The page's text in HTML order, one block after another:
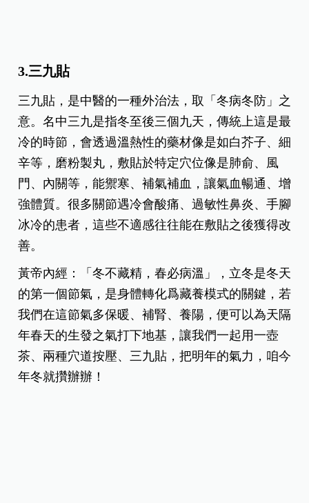
3.三九貼
三九貼，是中醫的一種外治法，取「冬病冬防」之
意。名中三九是指冬至後三個九天，傳統上這是最
冷的時節，會透過溫熱性的藥材像是如白芥子、細
辛等，磨粉製丸，敷貼於特定穴位像是肺俞、風
門、內關等，能禦寒、補氣補血，讓氣血暢通、增
強體質。很多關節遇冷會酸痛、過敏性鼻炎、手腳
冰冷的患者，這些不適感往往能在敷貼之後獲得改
善。
黃帝內經：「冬不藏精，春必病溫」，立冬是冬天
的第一個節氣，是身體轉化爲藏養模式的關鍵，若
我們在這節氣多保暖、補腎、養陽，便可以為天隔
年春天的生發之氣打下地基，讓我們一起用一壺
茶、兩種穴道按壓、三九貼，把明年的氣力，咱今
年冬就攢辦辦！